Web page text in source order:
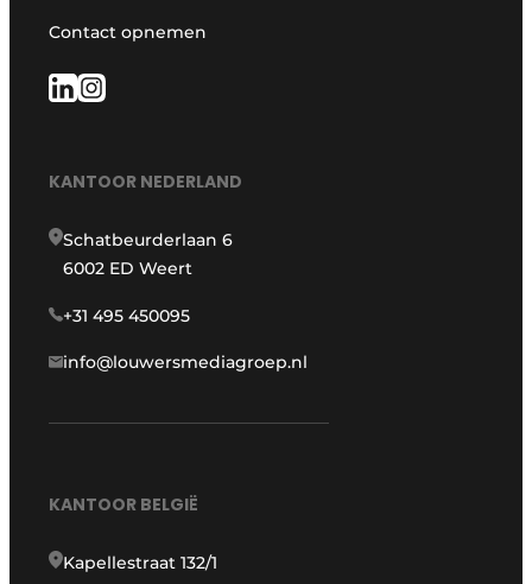
Contact opnemen
KANTOOR NEDERLAND
Schatbeurderlaan 6
6002 ED Weert
+31 495 450095
info@louwersmediagroep.nl
KANTOOR BELGIË
Kapellestraat 132/1